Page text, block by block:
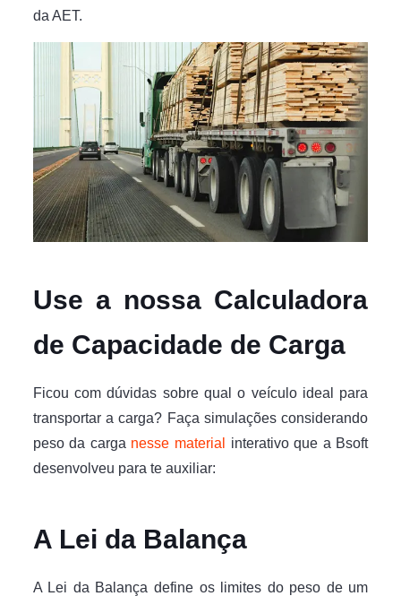
da AET.
Use a nossa Calculadora
de Capacidade de Carga
Ficou com dúvidas sobre qual o veículo ideal para
transportar a carga? Faça simulações considerando
peso da carga nesse material interativo que a Bsoft
desenvolveu para te auxiliar:
A Lei da Balança
A Lei da Balança define os limites do peso de um